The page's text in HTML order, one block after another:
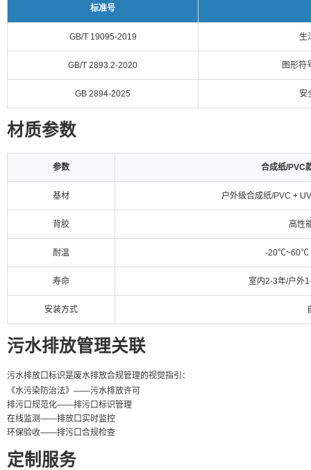
标准号
GB/T 19095-2019 生
GB/T 2893.2-2020 图形符
GB 2894-2025 安
材质参数
参数 合成纸/PVC
基材 户外级合成纸/PVC +
背胶 高性
耐温 -20℃~60℃
寿命 室内2-3年/户外
安装方式
污水排放管理关联
污水排放口标识是废水排放合规管理的视觉指引：
《水污染防治法》——污水排放许可
排污口规范化——排污口标识管理
在线监测——排放口实时监控
环保验收——排污口合规检查
定制服务